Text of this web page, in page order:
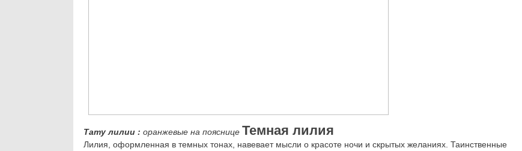
Тату лилии : оранжевые на пояснице Темная лилия
Лилия, оформленная в темных тонах, навевает мысли о красоте ночи и скрытых желаниях. Таинственные